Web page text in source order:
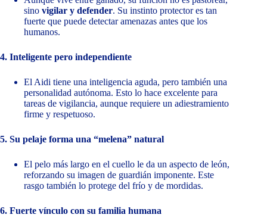
sino vigilar y defender. Su instinto protector es tan
fuerte que puede detectar amenazas antes que los
humanos.
4. Inteligente pero independiente
El Aidi tiene una inteligencia aguda, pero también una
personalidad autónoma. Esto lo hace excelente para
tareas de vigilancia, aunque requiere un adiestramiento
firme y respetuoso.
5. Su pelaje forma una “melena” natural
El pelo más largo en el cuello le da un aspecto de león,
reforzando su imagen de guardián imponente. Este
rasgo también lo protege del frío y de mordidas.
6. Fuerte vínculo con su familia humana